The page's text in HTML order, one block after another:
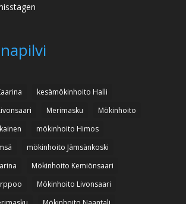
kesämökinhoito Halli
Merimasku
Mökinhoito
mökinhoito Himos
mökinhoito Jämsänkoski
Mökinhoito Kemiönsaari
Mökinhoito Livonsaari